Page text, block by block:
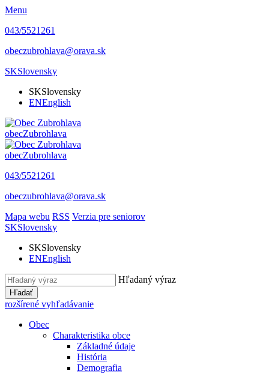
Menu
043/5521261
obeczubrohlava@orava.sk
SKSlovensky
SKSlovensky
ENEnglish
obecZubrohlava
obecZubrohlava
043/5521261
obeczubrohlava@orava.sk
Mapa webu RSS Verzia pre seniorov
SKSlovensky
SKSlovensky
ENEnglish
Hľadaný výraz
Hľadať
rozšírené vyhľadávanie
Obec
Charakteristika obce
Základné údaje
História
Demografia